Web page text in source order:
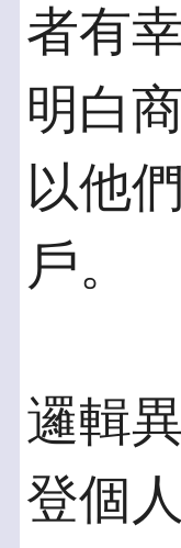
者有
明白
以他
戶。
邏輯
登個